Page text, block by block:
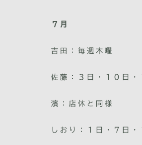
７月
吉田：毎週木曜
佐藤：３日・１０日・
濱：店休と同様
しおり：１日・７日・